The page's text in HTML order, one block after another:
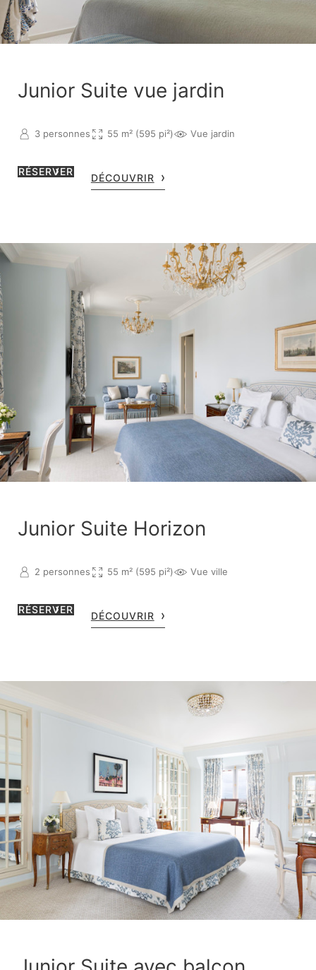
Junior Suite vue jardin
3 personnes 55 m² (595 pi²) Vue jardin
RÉSERVER
DÉCOUVRIR
Junior Suite Horizon
2 personnes 55 m² (595 pi²) Vue ville
RÉSERVER
DÉCOUVRIR